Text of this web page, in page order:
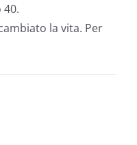
40.
la vita. Per